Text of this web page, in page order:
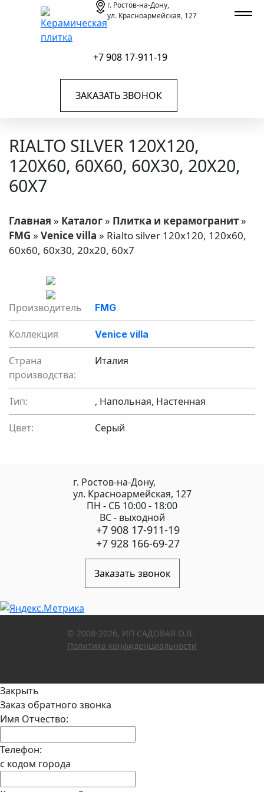
г. Ростов-на-Дону,
ул. Красноармейская, 127
+7 908 17-911-19
ЗАКАЗАТЬ ЗВОНОК
RIALTO SILVER 120X120,
120X60, 60X60, 60X30, 20X20,
60X7
Главная » Каталог» Плитка и керамогранит»
FMG » Venice villa » Rialto silver 120x120, 120x60,
60x60, 60x30, 20x20, 60x7
Производитель FMG
Коллекция Venice villa
Страна
производства:
Италия
Тип: , Напольная, Настенная
Цвет: Серый
г. Ростов-на-Дону,
ул. Красноармейская, 127
ПН - СБ 10:00 - 18:00
ВС - выходной
+7 908 17-911-19
+7 928 166-69-27
Заказать звонок
© 2008-2026, ИП САДОВАЯ О.В.
Политика конфиденциальности
Закрыть
Заказ обратного звонка
Имя Отчество:
Телефон:
с кодом города